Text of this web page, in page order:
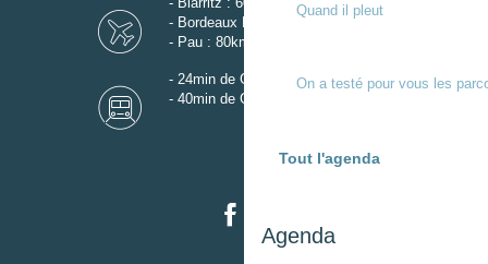
Quand il pleut
On a testé pour vous les
Tout l'agenda
Agenda
- Bordeaux Mérignac : 110km
- Pau : 80km
- 24min de Gare de Dax
- 40min de Gare de Mont-de-Marsan